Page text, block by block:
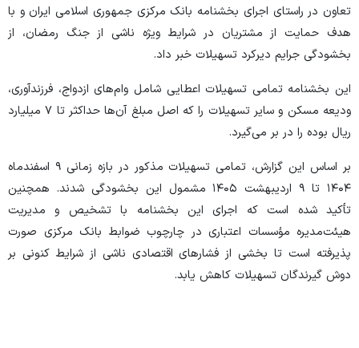
تعاون در راستای اجرای بخشنامه بانک مرکزی جمهوری اسلامی ایران و با
هدف حمایت از مشتریان در شرایط ویژه ناشی از جنگ رمضان، از
بخشودگی جرایم دیرکرد تسهیلات خبر داد.
این بخشنامه تمامی تسهیلات اعطایی شامل وام‌های ازدواج، فرزندآوری،
ودیعه مسکن و سایر تسهیلات را که اصل مبلغ آن‌ها حداکثر تا ۷ میلیارد
ریال بوده را در بر می‌گیرد.
بر اساس این گزارش، تمامی تسهیلات مذکور در بازه زمانی ۹ اسفندماه
۱۴۰۴ تا ۹ اردیبهشت ۱۴۰۵ مشمول این بخشودگی شدند. همچنین
تأکید شده است که اجرای این بخشنامه با تشخیص و مدیریت
هیئت‌مدیره مؤسسات اعتباری در چارچوب ضوابط بانک مرکزی صورت
پذیرفته است تا بخشی از فشارهای اقتصادی ناشی از شرایط کنونی بر
دوش گیرندگان تسهیلات کاهش یابد.